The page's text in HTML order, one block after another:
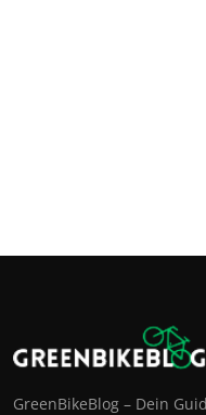
GreenBikeBlog – Dein